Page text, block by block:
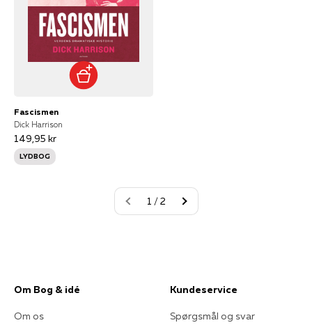
Fascismen
Dick Harrison
149,95 kr
LYDBOG
1 / 2
Om Bog & idé
Om os
Kundeservice
Spørgsmål og svar